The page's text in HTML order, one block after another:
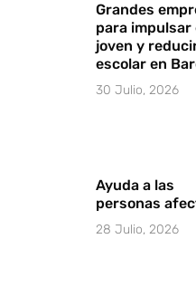
Grandes
para
joven y
escolar en
30 Julio, 2026
Ayuda a las
personas
28 Julio, 2026